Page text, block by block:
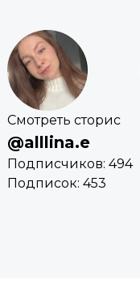
Смотреть сторис
@alllina.e
Подписчиков: 494
Подписок: 453